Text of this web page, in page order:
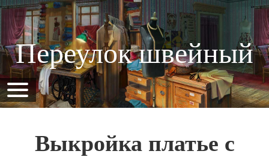
Переулок швейный
Выкройка платье с